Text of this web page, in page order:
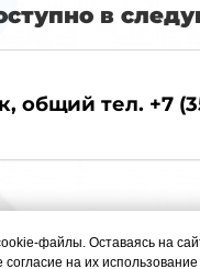
в
, общий тел. +7
файлы. Оставаясь на
на их использование